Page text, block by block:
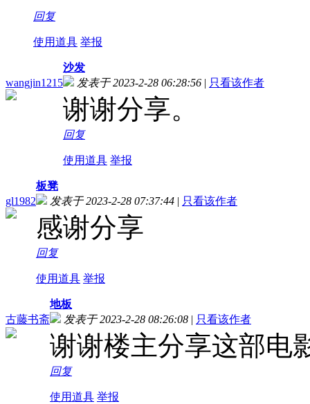
回复
使用道具 举报
wangjin1215
沙发
发表于 2023-2-28 06:28:56 | 只看该作者
谢谢分享。
回复
使用道具 举报
gl1982
板凳
发表于 2023-2-28 07:37:44 | 只看该作者
感谢分享
回复
使用道具 举报
古藤书斋
地板
发表于 2023-2-28 08:26:08 | 只看该作者
谢谢楼主分享这部电
回复
使用道具 举报